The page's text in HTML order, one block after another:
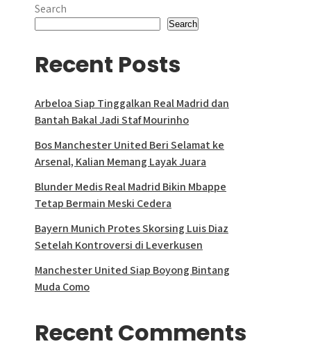
Search
Search
Recent Posts
Arbeloa Siap Tinggalkan Real Madrid dan
Bantah Bakal Jadi Staf Mourinho
Bos Manchester United Beri Selamat ke
Arsenal, Kalian Memang Layak Juara
Blunder Medis Real Madrid Bikin Mbappe
Tetap Bermain Meski Cedera
Bayern Munich Protes Skorsing Luis Diaz
Setelah Kontroversi di Leverkusen
Manchester United Siap Boyong Bintang
Muda Como
Recent Comments